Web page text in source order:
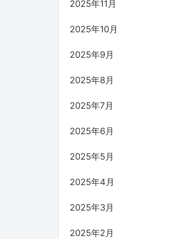
2025年11月
2025年10月
2025年9月
2025年8月
2025年7月
2025年6月
2025年5月
2025年4月
2025年3月
2025年2月